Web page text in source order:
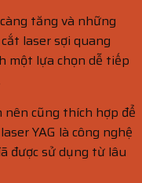
tăng và những
laser sợi quang
một lựa chọn dễ tiếp
nên cũng thích hợp để
YAG là công nghệ
được sử dụng từ lâu